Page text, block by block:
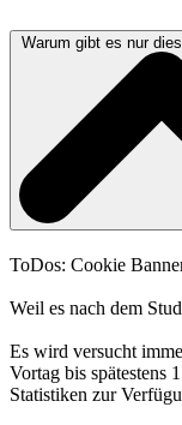
Warum gibt es nur
ToDos: Cookie
Weil es nach dem
Es wird versucht
Vortag bis spätestens
Statistiken zur